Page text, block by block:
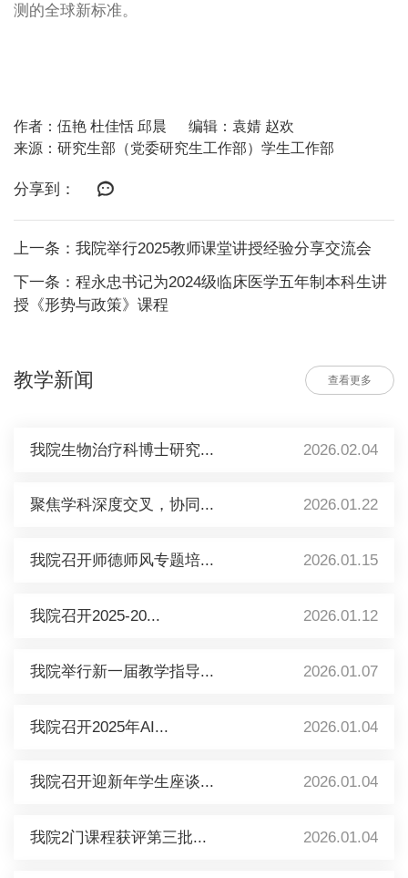
测的全球新标准。
作者：伍艳 杜佳恬 邱晨
编辑：袁婧 赵欢
来源：研究生部（党委研究生工作部）学生工作部
分享到：
上一条：我院举行2025教师课堂讲授经验分享交流会
下一条：程永忠书记为2024级临床医学五年制本科生讲
授《形势与政策》课程
教学新闻 查看更多
我院生物治疗科博士研究... 2026.02.04
聚焦学科深度交叉，协同... 2026.01.22
我院召开师德师风专题培... 2026.01.15
我院召开2025-20... 2026.01.12
我院举行新一届教学指导... 2026.01.07
我院召开2025年AI... 2026.01.04
我院召开迎新年学生座谈... 2026.01.04
我院2门课程获评第三批... 2026.01.04